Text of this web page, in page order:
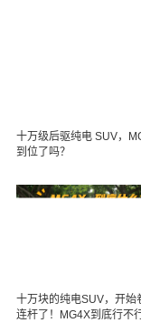
十万级后驱纯电 SUV，
到位了吗？
十万块的纯电SUV，开始
连杆了！MG4X到底行不